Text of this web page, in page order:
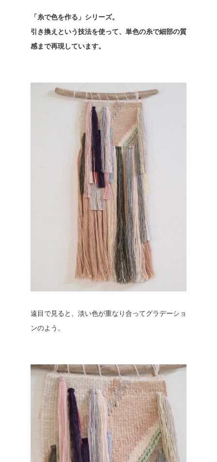
「糸で色を作る」シリーズ。
引き換えという技法を使って、単色の糸で細部の質
感まで再現しています。
遠目で見ると、淡い色が重なり合ってグラデーショ
ンのよう。